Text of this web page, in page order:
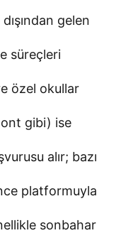
gelen
süreçleri
özel okullar
gibi) ise
alır; bazı
platformuyla
sonbahar